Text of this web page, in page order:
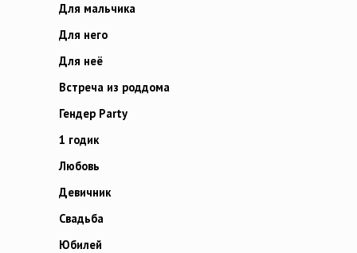
Для мальчика
Для него
Для неё
Встреча из роддома
Гендер Party
1 годик
Любовь
Девичник
Свадьба
Юбилей